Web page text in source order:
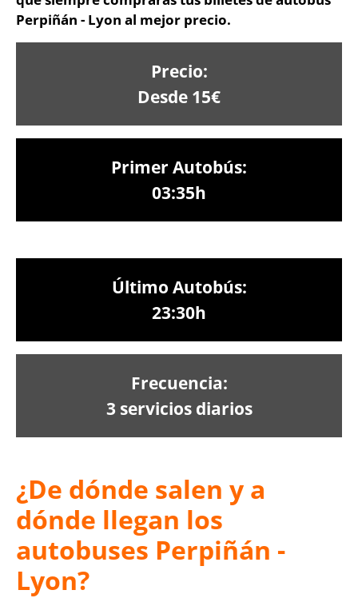
Perpiñán - Lyon al mejor precio.
Precio:
Desde 15€
Primer Autobús:
03:35h
Último Autobús:
23:30h
Frecuencia:
3 servicios diarios
¿De dónde salen y a
dónde llegan los
autobuses Perpiñán -
Lyon?